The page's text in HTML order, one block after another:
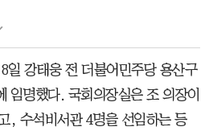
일 강태웅 전 더불어민주당 용산구
임명했다. 국회의장실은 조 의장이
, 수석비서관 4명을 선임하는 등